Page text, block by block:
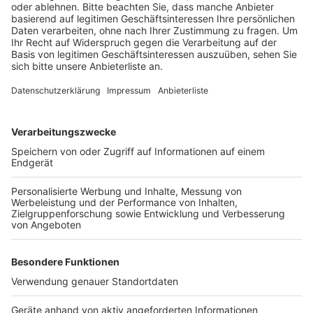
Veröffentlicht:Montag, 19.09.2022 11:12
Anzeige
und bis zum Ende der Bergung des Busses rund drei
Stunden gesperrt.
Anzeige
Anzeige